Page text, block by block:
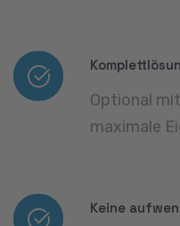
Optional
maximale
Keine